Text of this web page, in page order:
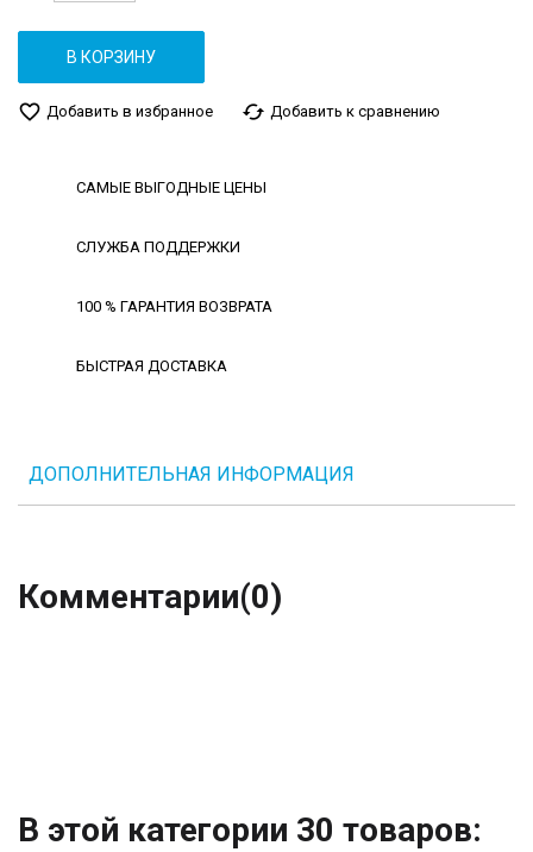
В КОРЗИНУ
favorite_border Добавить в избранное cached Добавить к сравнению
САМЫЕ ВЫГОДНЫЕ ЦЕНЫ
СЛУЖБА ПОДДЕРЖКИ
100 % ГАРАНТИЯ ВОЗВРАТА
БЫСТРАЯ ДОСТАВКА
ДОПОЛНИТЕЛЬНАЯ ИНФОРМАЦИЯ
Комментарии(0)
В этой категории 30 товаров: